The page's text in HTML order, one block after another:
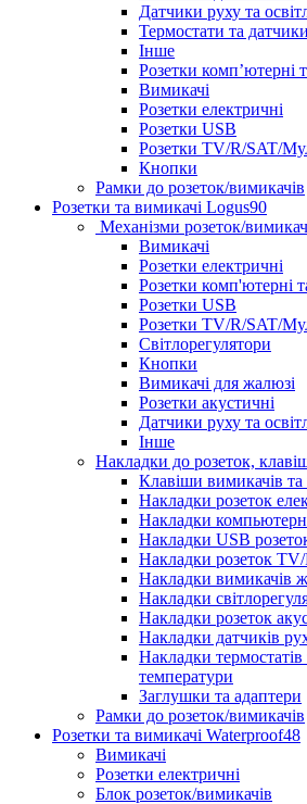
Датчики руху та
Термостати та
Інше
Розетки комп’ютерні
Вимикачі
Розетки електричні
Розетки USB
Розетки TV/R/SAT/
Кнопки
Рамки до розеток/вимикачів
Розетки та вимикачі Logus90
Механізми розеток/
Вимикачі
Розетки електричні
Розетки комп'ютерні
Розетки USB
Розетки TV/R/SAT/
Світлорегулятори
Кнопки
Вимикачі для жалюзі
Розетки акустичні
Датчики руху та
Інше
Накладки до розеток,
Клавіши вимикачів
Накладки розеток
Накладки
Накладки USB
Накладки розеток TV/
Накладки вимикачів
Накладки
Накладки розеток
Накладки датчиків
Накладки термостатів
температури
Заглушки та адаптери
Рамки до розеток/вимикачів
Розетки та вимикачі Waterproof48
Вимикачі
Розетки електричні
Блок розеток/вимикачів